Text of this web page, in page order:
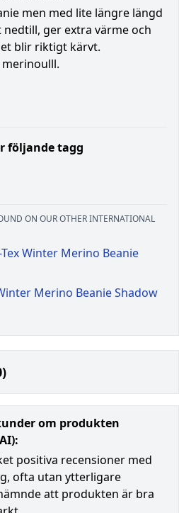
men med lite längre längd
ger extra värme och
blir riktigt kärvt.
följande tagg
ON OUR OTHER INTERNATIONAL
Winter Merino Beanie
Merino Beanie Shadow
om produkten
positiva recensioner med
ofta utan ytterligare
att produkten är bra